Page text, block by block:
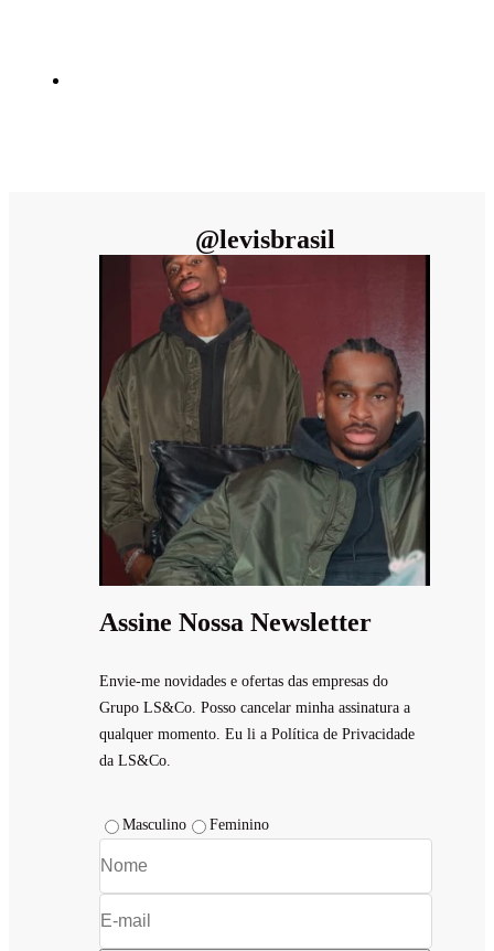
@levisbrasil
Assine Nossa Newsletter
Envie-me novidades e ofertas das empresas do
Grupo LS&Co. Posso cancelar minha assinatura a
qualquer momento. Eu li a Política de Privacidade
da LS&Co.
Masculino Feminino